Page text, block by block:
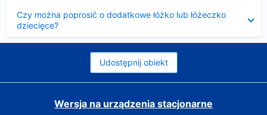
Czy można poprosić o dodatkowe łóżko lub łóżeczko
dziecięce?
Udostępnij obiekt
Wersja na urządzenia stacjonarne